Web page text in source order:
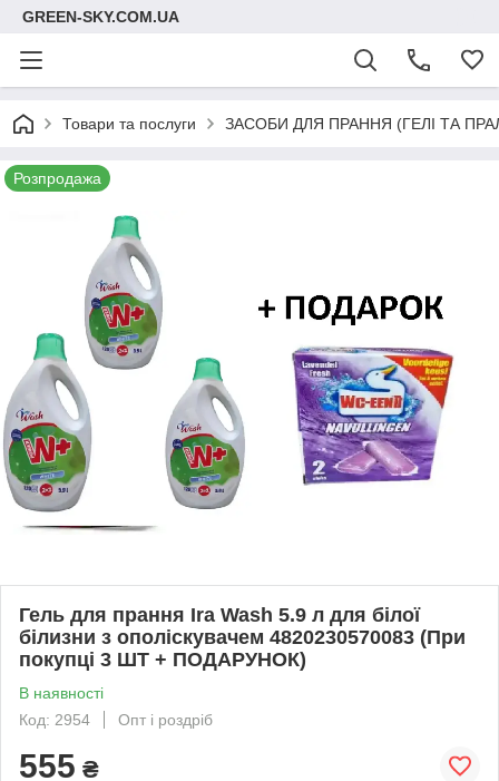
GREEN-SKY.COM.UA
Товари та послуги ЗАСОБИ ДЛЯ ПРАННЯ (ГЕЛІ ТА
Розпродажа
Гель для прання Ira Wash 5.9 л для білої
білизни з ополіскувачем 4820230570083 (При
покупці 3 ШТ + ПОДАРУНОК)
В наявності
Код: 2954
Опт і роздріб
555 ₴